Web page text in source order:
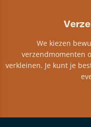
We kiezen
verzendmomenten
verkleinen. Je kunt je